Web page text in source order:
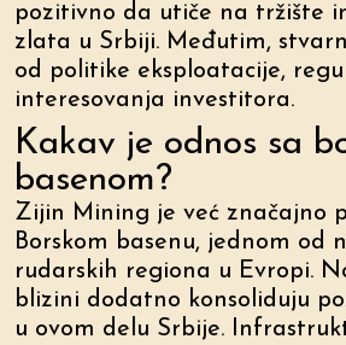
pozitivno da utiče na tržište
zlata u Srbiji. Međutim,
od politike eksploatacije,
interesovanja investitora.
Kakav je odnos sa
basenom?
Zijin Mining je već značajno
Borskom basenu, jednom od
rudarskih regiona u Evropi.
blizini dodatno konsoliduju
u ovom delu Srbije.